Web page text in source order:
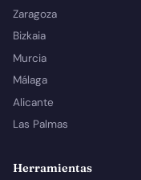
Zaragoza
Bizkaia
Murcia
Málaga
Alicante
Las Palmas
Herramientas